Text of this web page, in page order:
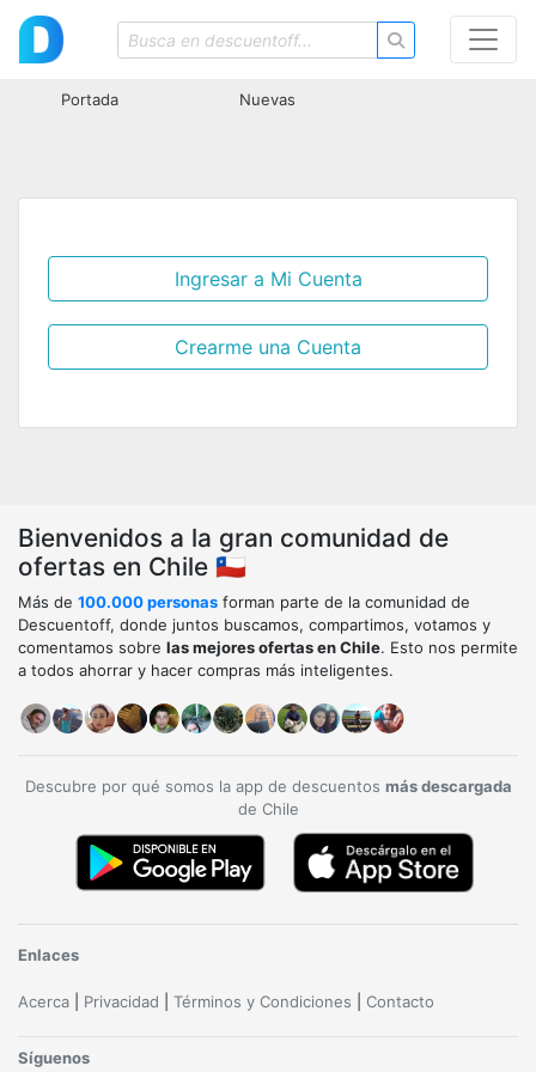
Portada Nuevas
Ingresar a Mi Cuenta
Crearme una Cuenta
Bienvenidos a la gran comunidad de
ofertas en Chile 🇨🇱
Más de 100.000 personas forman parte de la comunidad de
Descuentoff, donde juntos buscamos, compartimos, votamos y
comentamos sobre las mejores ofertas en Chile. Esto nos permite
a todos ahorrar y hacer compras más inteligentes.
Descubre por qué somos la app de descuentos más descargada
de Chile
Enlaces
Acerca Privacidad Términos y Condiciones Contacto
Síguenos